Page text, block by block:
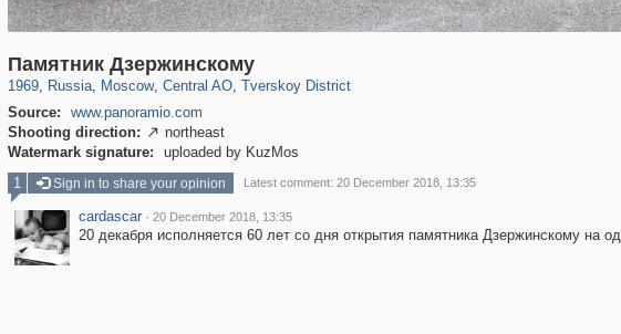
Памятник Дзержинскому
1969, Russia
1,406,056 29,243
, Moscow
319,746 8,286
, Central AO
159,951 5,916
, Tverskoy District
53,024
Source:
www.panoramio.com
Shooting direction:  northeast
Watermark signature:
uploaded by KuzMos
1 Sign in to share your opinion Latest comment: 20 December 2018, 13:35
cardascar · 20 December 2018, 13:35
20 декабря исполняется 60 лет со дня открытия памятника Дзержинскому на